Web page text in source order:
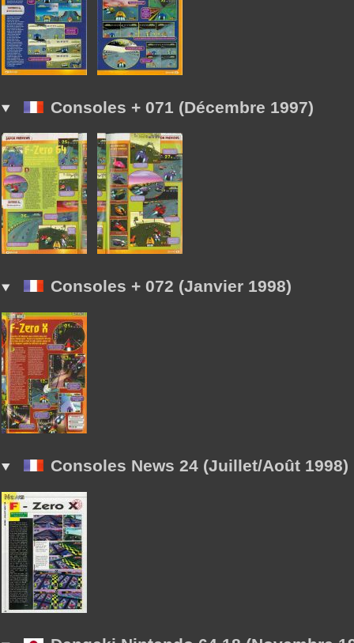
Consoles + 071 (Décembre 1997)
Consoles + 072 (Janvier 1998)
Consoles News 24 (Juillet/Août 1998)